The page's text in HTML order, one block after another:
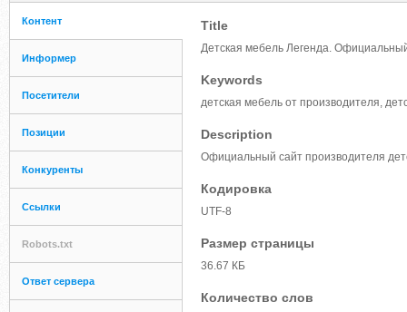
Контент
Информер
Посетители
Позиции
Конкуренты
Ссылки
Robots.txt
Ответ сервера
Title
Детская мебель Легенда.
Keywords
детская мебель от производителя,
Description
Официальный сайт производителя
Кодировка
UTF-8
Размер страницы
36.67 КБ
Количество слов